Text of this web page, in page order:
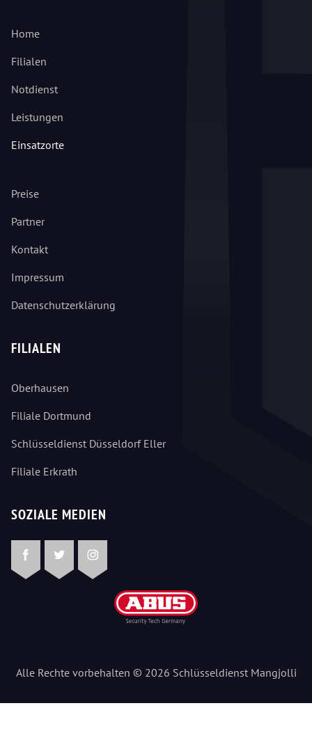
Home
Filialen
Notdienst
Leistungen
Einsatzorte
Preise
Partner
Kontakt
Impressum
Datenschutzerklärung
FILIALEN
Oberhausen
Filiale Dortmund
Schlüsseldienst Düsseldorf Eller
Filiale Erkrath
SOZIALE MEDIEN
FacebookTwitterInstagram
Alle Rechte vorbehalten © 2026 Schlüsseldienst Mangjolli